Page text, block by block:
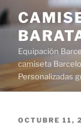
Saltar
al
contenido
Equipación
camiseta
Personalizadas
PUBLICADO
OCTUBRE 11,